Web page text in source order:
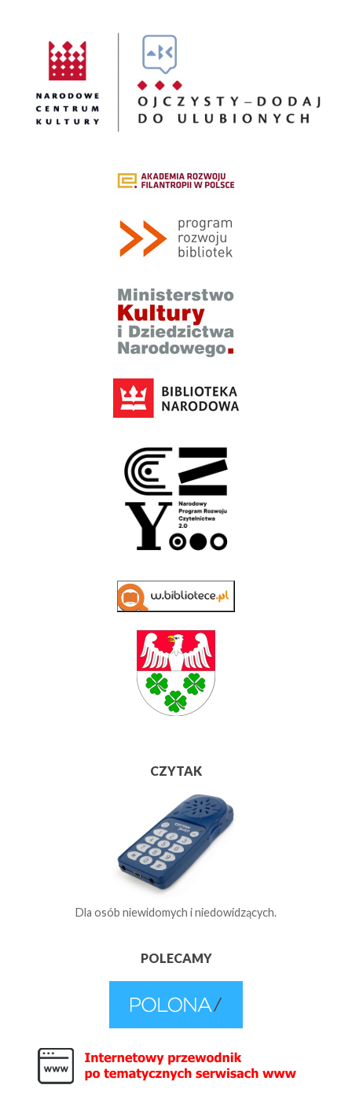
CZYTAK
Dla osób niewidomych i niedowidzących.
POLECAMY